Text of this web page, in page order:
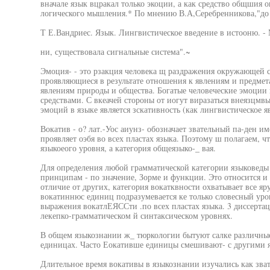
вначале язык вцракал только экоции, а как средство общшия
логического мышления.* По мнению В.А,Серебренникова,"до
Т Е.Вандриес. Язык. Лингвистическое введение в истооню.
ни, существовала сигнальные система".~
Эмоция- - это рзакция человека щ раздражения окружающей
проявляющиеся в результате отношения к явлениям и
явлениям природы и общества. Богатые человеческие
средствами. С вкеачей стороны от иогут виразаться
эмоций в языке является зскативность (как лингвистическое
Вокатив - о? лат.-Уос аиунз- обозначает звательный па-ден
проявляет оэбя во всех пластах языка. Поэтому ш полагаем,
языкоеого уровня, а категория общеязыко-_ вая.
Для определения любой грамматической категории
принципам - по значение, Зорме и функции. Это относится и
отличие от других, категория вокатквности охватывает все
вокатиннюс единиц подразумевается ке только словесный
выражения вокатлЕЯССти .по всех пластах языка. 3
лекепко-грамматическом й синтаксическом уровнях.
В общем языкознании ж_ тюркологии бытуют салке
единицах. Часто Еокативше единицы смешивают- с другими
Длительное время вокативы в языкознании изучались как